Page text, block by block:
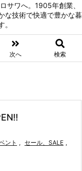
サワへ。1905年創業、
な技術で快適で豊かな暮
次へ 検索
ント , セール、SALE ,